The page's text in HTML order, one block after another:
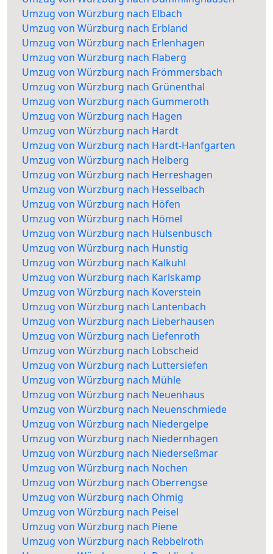
Umzug von Würzburg nach Elbach
Umzug von Würzburg nach Erbland
Umzug von Würzburg nach Erlenhagen
Umzug von Würzburg nach Flaberg
Umzug von Würzburg nach Frömmersbach
Umzug von Würzburg nach Grünenthal
Umzug von Würzburg nach Gummeroth
Umzug von Würzburg nach Hagen
Umzug von Würzburg nach Hardt
Umzug von Würzburg nach Hardt-Hanfgarten
Umzug von Würzburg nach Helberg
Umzug von Würzburg nach Herreshagen
Umzug von Würzburg nach Hesselbach
Umzug von Würzburg nach Höfen
Umzug von Würzburg nach Hömel
Umzug von Würzburg nach Hülsenbusch
Umzug von Würzburg nach Hunstig
Umzug von Würzburg nach Kalkuhl
Umzug von Würzburg nach Karlskamp
Umzug von Würzburg nach Koverstein
Umzug von Würzburg nach Lantenbach
Umzug von Würzburg nach Lieberhausen
Umzug von Würzburg nach Liefenroth
Umzug von Würzburg nach Lobscheid
Umzug von Würzburg nach Luttersiefen
Umzug von Würzburg nach Mühle
Umzug von Würzburg nach Neuenhaus
Umzug von Würzburg nach Neuenschmiede
Umzug von Würzburg nach Niedergelpe
Umzug von Würzburg nach Niedernhagen
Umzug von Würzburg nach Niederseßmar
Umzug von Würzburg nach Nochen
Umzug von Würzburg nach Oberrengse
Umzug von Würzburg nach Ohmig
Umzug von Würzburg nach Peisel
Umzug von Würzburg nach Piene
Umzug von Würzburg nach Rebbelroth